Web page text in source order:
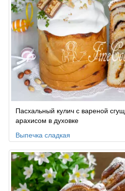
Пасхальный кулич с вареной
арахисом в духовке
Выпечка сладкая